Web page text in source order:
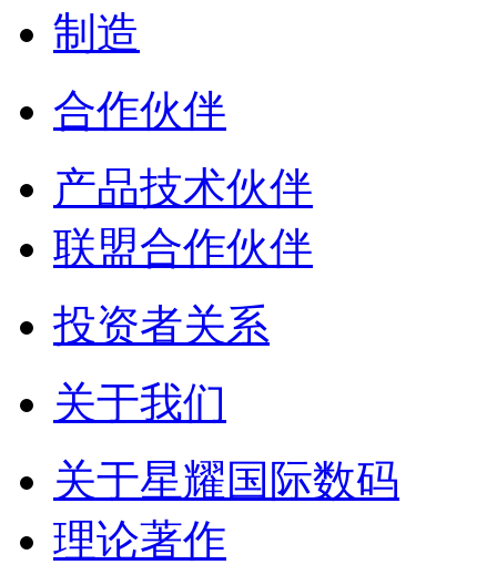
制造
合作伙伴
产品技术伙伴
联盟合作伙伴
投资者关系
关于我们
关于星耀国际数码
理论著作